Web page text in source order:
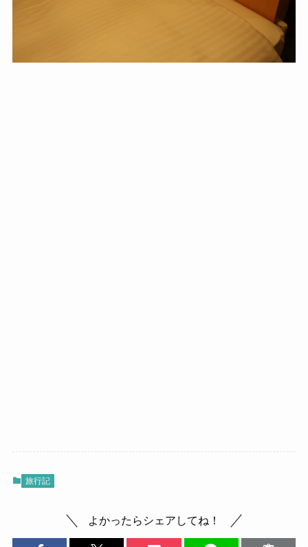
旅行記
よかったらシェアしてね！